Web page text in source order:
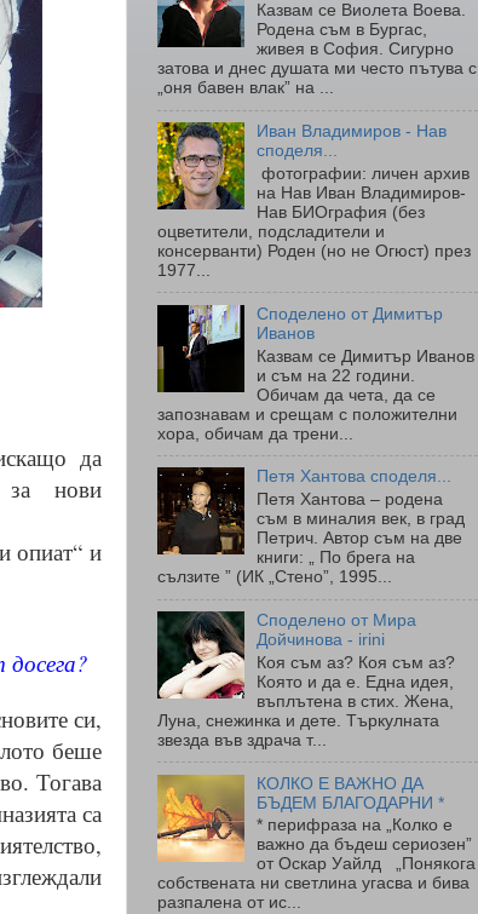
да
нови
опиат“ и
си,
беше
Тогава
са
Казвам се Виолета Воева.
Родена съм в Бургас,
живея в София. Сигурно
затова и днес душата ми често пътува с
„оня бавен влак” на ...
Иван Владимиров - Нав
споделя...
фотографии: личен архив
на Нав Иван Владимиров-
Нав БИОграфия (без
оцветители, подсладители и
консерванти) Роден (но не Огюст) през
1977...
Споделено от Димитър
Иванов
Казвам се Димитър Иванов
и съм на 22 години.
Обичам да чета, да се
запознавам и срещам с положителни
хора, обичам да трени...
Петя Хантова споделя...
Петя Хантова – родена
съм в миналия век, в град
Петрич. Автор съм на две
книги: „ По брега на
сълзите ” (ИК „Стено”, 1995...
Споделено от Мира
Дойчинова - irini
Коя съм аз? Коя съм аз?
Която и да е. Една идея,
въплътена в стих. Жена,
Луна, снежинка и дете. Търкулната
звезда във здрача т...
КОЛКО Е ВАЖНО ДА
БЪДЕМ БЛАГОДАРНИ *
* перифраза на „Колко е
важно да бъдеш сериозен”
от Оскар Уайлд „Понякога
собствената ни светлина угасва и бива
разпалена от ис...